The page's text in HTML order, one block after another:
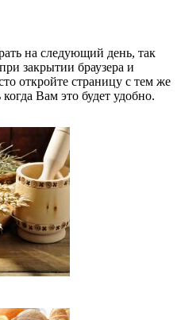
на следующий день, так
закрытии браузера и
откройте страницу с тем же
Вам это будет удобно.